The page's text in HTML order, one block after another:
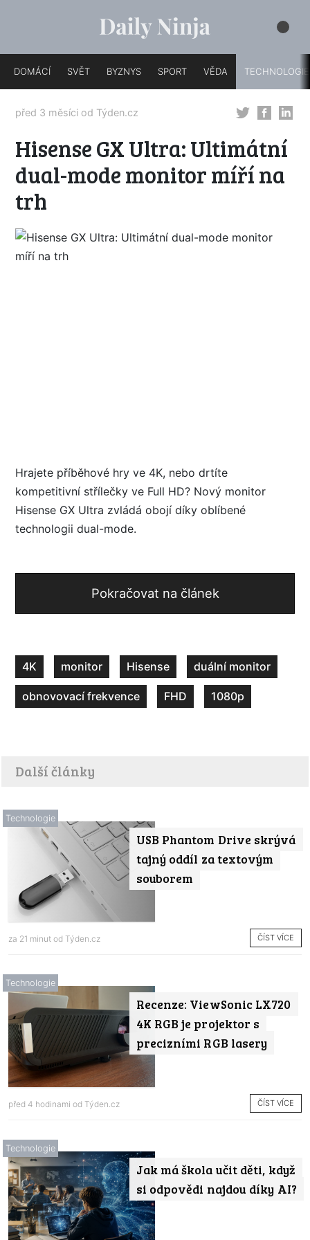
DOMÁCÍ SVĚT BYZNYS SPORT VĚDA TECHNOLOGIE
před 3 měsíci od Týden.cz
Hisense GX Ultra: Ultimátní
dual-mode monitor míří na
trh
Hrajete příběhové hry ve 4K, nebo drtíte
kompetitivní střílečky ve Full HD? Nový monitor
Hisense GX Ultra zvládá obojí díky oblíbené
technologii dual-mode.
Pokračovat na článek
4K monitor Hisense duální monitor
obnovovací frekvence FHD 1080p
Další články
USB Phantom Drive skrývá
tajný oddíl za textovým
souborem
Technologie
za 21 minut od Týden.cz ČÍST VÍCE
Recenze: ViewSonic LX720
4K RGB je projektor s
precizními RGB lasery
Technologie
před 4 hodinami od Týden.cz ČÍST VÍCE
Jak má škola učit děti, když
si odpovědi najdou díky AI?
Technologie